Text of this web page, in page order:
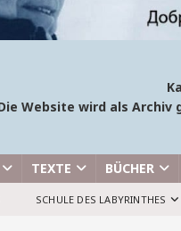
Website wird als
TEXTE BÜCHER
SCHULE DES LABYRINTHES